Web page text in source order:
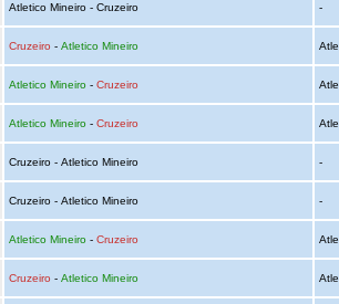
Atletico Mineiro - Cruzeiro -
Cruzeiro - Atletico Mineiro
Atletico Mineiro- Cruzeiro
Atletico Mineiro- Cruzeiro
Cruzeiro - Atletico Mineiro -
Cruzeiro - Atletico Mineiro -
Atletico Mineiro- Cruzeiro
Cruzeiro - Atletico Mineiro